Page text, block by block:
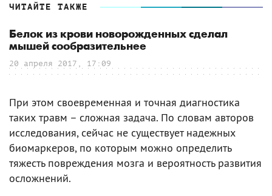
ЧИТАЙТЕ ТАКЖЕ
Белок из крови новорожденных сделал
мышей сообразительнее
20 апреля 2017, 17:09
При этом своевременная и точная диагностика
таких травм – сложная задача. По словам авторов
исследования, сейчас не существует надежных
биомаркеров, по которым можно определить
тяжесть повреждения мозга и вероятность развития
осложнений.